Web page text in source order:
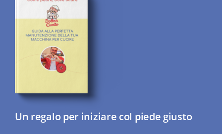
Un regalo per iniziare col piede giusto